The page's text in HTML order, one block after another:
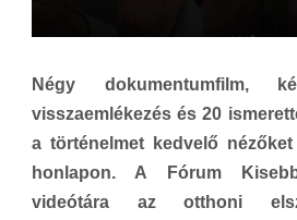
Négy dokumentumfilm,
visszaemlékezés és 20
a történelmet kedvelő
honlapon. A Fórum
videótára az otthoni